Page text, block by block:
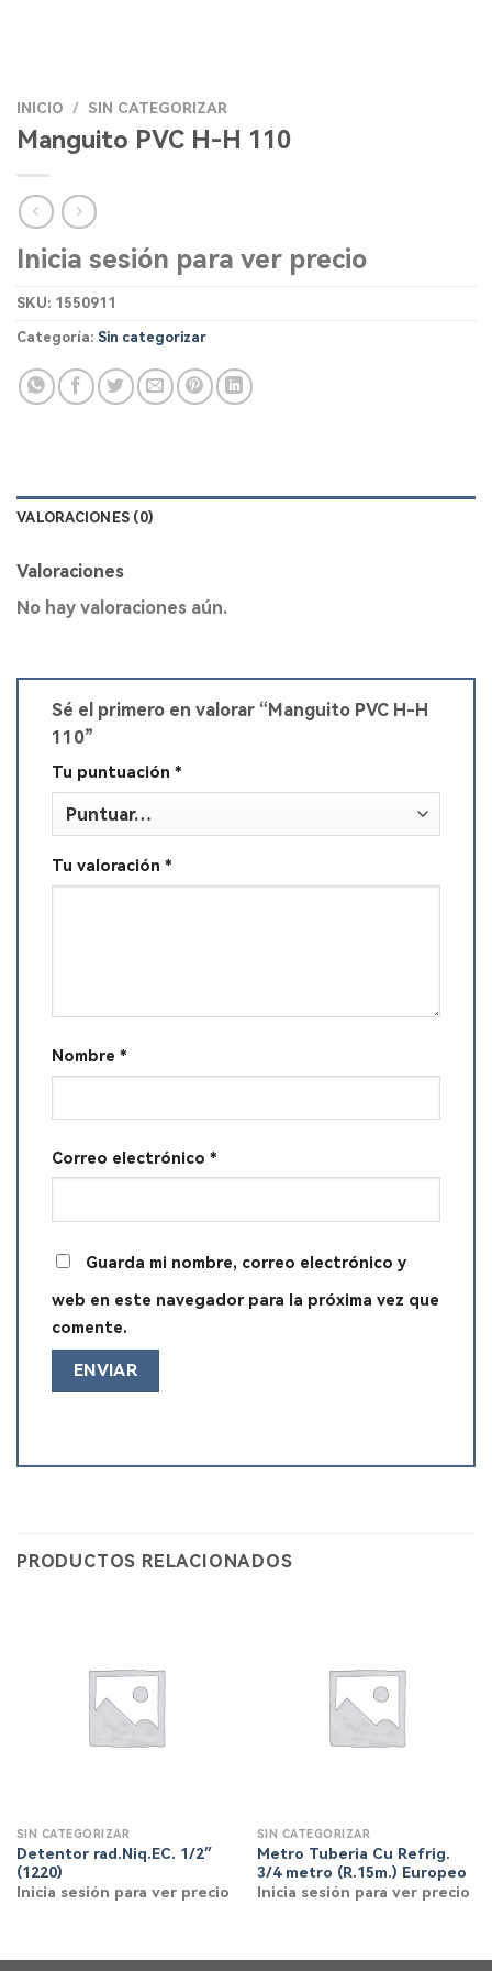
INICIO / SIN CATEGORIZAR
Manguito PVC H-H 110
Inicia sesión para ver precio
SKU: 1550911
Categoría: Sin categorizar
VALORACIONES (0)
Valoraciones
No hay valoraciones aún.
Sé el primero en valorar “Manguito PVC H-H
110”
Tu puntuación *
Tu valoración *
Nombre *
Correo electrónico *
Guarda mi nombre, correo electrónico y
web en este navegador para la próxima vez que
comente.
PRODUCTOS RELACIONADOS
SIN CATEGORIZAR
Detentor rad.Niq.EC. 1/2″
(1220)
Inicia sesión para ver precio
SIN CATEGORIZAR
Metro Tuberia Cu Refrig.
3/4 metro (R.15m.) Europeo
Inicia sesión para ver precio